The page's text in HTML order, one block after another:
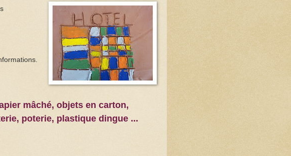
mâché, objets en carton,
poterie, plastique dingue ...